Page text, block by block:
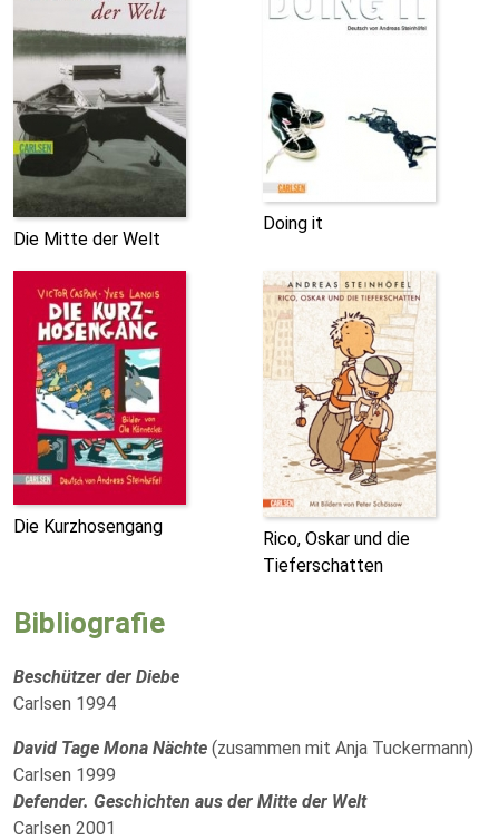
Die Mitte der Welt
Doing it
Die Kurzhosengang
Rico, Oskar und die
Tieferschatten
Bibliografie
Beschützer der Diebe
Carlsen 1994
David Tage Mona Nächte (zusammen mit Anja Tuckermann)
Carlsen 1999
Defender. Geschichten aus der Mitte der Welt
Carlsen 2001